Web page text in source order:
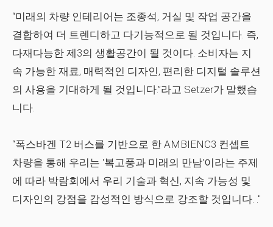
“미래의 차량 인테리어는 조종석, 거실 및 작업 공간을
결합하여 더 트렌디하고 다기능적으로 될 것입니다. 즉,
다재다능한 제3의 생활공간이 될 것이다. 소비자는 지
속 가능한 재료, 매력적인 디자인, 편리한 디지털 솔루션
의 사용을 기대하게 될 것입니다.”라고 Setzer가 말했습
니다.
“폭스바겐 T2 버스를 기반으로 한 AMBIENC3 컨셉트
차량을 통해 우리는 '복고풍과 미래의 만남'이라는 주제
에 따라 박람회에서 우리 기술과 혁신, 지속 가능성 및
디자인의 강점을 감성적인 방식으로 강조할 것입니다. ."